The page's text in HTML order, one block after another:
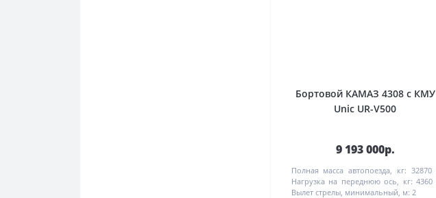
Бортовой КАМАЗ 4308 с КМУ
Unic UR-V500
9 193 000р.
Полная масса автопоезда, кг: 32870
Нагрузка на переднюю ось, кг: 4360
Вылет стрелы, минимальный, м: 2